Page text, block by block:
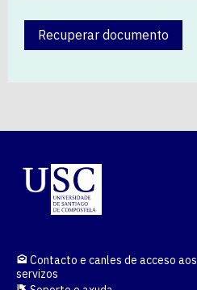
Recuperar documento
Contacto e canles de acceso aos
servizos